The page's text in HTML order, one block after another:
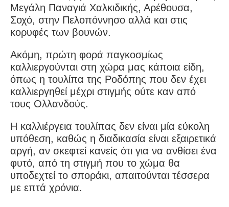
Μεγάλη Παναγιά Χαλκιδικής, Αρέθουσα,
Σοχό, στην Πελοπόννησο αλλά και στις
κορυφές των βουνών.
Ακόμη, πρώτη φορά παγκοσμίως
καλλιεργούνται στη χώρα μας κάποια είδη,
όπως η τουλίπα της Ροδόπης που δεν έχει
καλλιεργηθεί μέχρι στιγμής ούτε καν από
τους Ολλανδούς.
Η καλλιέργεια τουλίπας δεν είναι μία εύκολη
υπόθεση, καθώς η διαδικασία είναι εξαιρετικά
αργή, αν σκεφτεί κανείς ότι για να ανθίσει ένα
φυτό, από τη στιγμή που το χώμα θα
υποδεχτεί το σποράκι, απαιτούνται τέσσερα
με επτά χρόνια.